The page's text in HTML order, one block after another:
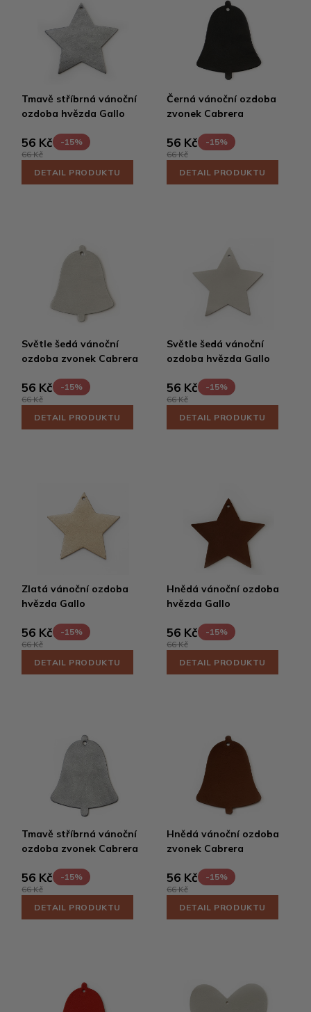
Tmavě stříbrná vánoční
ozdoba hvězda Gallo
56 Kč
-15%
66 Kč
DETAIL PRODUKTU
Černá vánoční ozdoba
zvonek Cabrera
56 Kč
-15%
66 Kč
DETAIL PRODUKTU
Světle šedá vánoční
ozdoba zvonek Cabrera
56 Kč
-15%
66 Kč
DETAIL PRODUKTU
Světle šedá vánoční
ozdoba hvězda Gallo
56 Kč
-15%
66 Kč
DETAIL PRODUKTU
Zlatá vánoční ozdoba
hvězda Gallo
56 Kč
-15%
66 Kč
DETAIL PRODUKTU
Hnědá vánoční ozdoba
hvězda Gallo
56 Kč
-15%
66 Kč
DETAIL PRODUKTU
Tmavě stříbrná vánoční
ozdoba zvonek Cabrera
56 Kč
-15%
66 Kč
DETAIL PRODUKTU
Hnědá vánoční ozdoba
zvonek Cabrera
56 Kč
-15%
66 Kč
DETAIL PRODUKTU